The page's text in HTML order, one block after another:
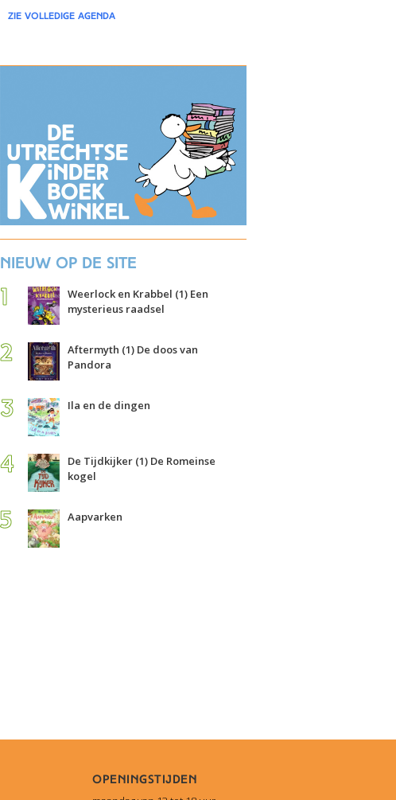
zie volledige agenda
Nieuw op de site
Weerlock en Krabbel (1) Een
mysterieus raadsel
Aftermyth (1) De doos van
Pandora
Ila en de dingen
De Tijdkijker (1) De Romeinse
kogel
Aapvarken
Openingstijden